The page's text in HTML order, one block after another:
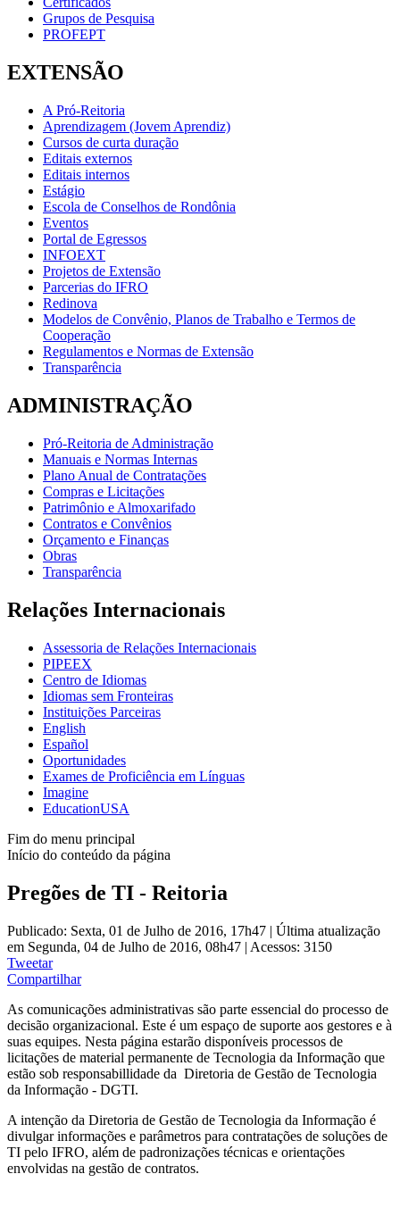
Grupos de Pesquisa
PROFEPT
EXTENSÃO
A Pró-Reitoria
Aprendizagem (Jovem Aprendiz)
Cursos de curta duração
Editais externos
Editais internos
Estágio
Escola de Conselhos de Rondônia
Eventos
Portal de Egressos
INFOEXT
Projetos de Extensão
Parcerias do IFRO
Redinova
Modelos de Convênio, Planos de Trabalho e Termos de
Cooperação
Regulamentos e Normas de Extensão
Transparência
ADMINISTRAÇÃO
Pró-Reitoria de Administração
Manuais e Normas Internas
Plano Anual de Contratações
Compras e Licitações
Patrimônio e Almoxarifado
Contratos e Convênios
Orçamento e Finanças
Obras
Transparência
Relações Internacionais
Assessoria de Relações Internacionais
PIPEEX
Centro de Idiomas
Idiomas sem Fronteiras
Instituições Parceiras
English
Español
Oportunidades
Exames de Proficiência em Línguas
Imagine
EducationUSA
Fim do menu principal
Início do conteúdo da página
Pregões de TI - Reitoria
Publicado: Sexta, 01 de Julho de 2016, 17h47 | Última atualização
em Segunda, 04 de Julho de 2016, 08h47 | Acessos: 3150
Tweetar
Compartilhar
As comunicações administrativas são parte essencial do processo de
decisão organizacional. Este é um espaço de suporte aos gestores e à
suas equipes. Nesta página estarão disponíveis processos de
licitações de material permanente de Tecnologia da Informação que
estão sob responsabillidade da Diretoria de Gestão de Tecnologia
da Informação - DGTI.
A intenção da Diretoria de Gestão de Tecnologia da Informação é
divulgar informações e parâmetros para contratações de soluções de
TI pelo IFRO, além de padronizações técnicas e orientações
envolvidas na gestão de contratos.